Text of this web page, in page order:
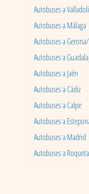
Autobuses a
Autobuses a Málaga
Autobuses a
Autobuses a
Autobuses a Jaén
Autobuses a Cádiz
Autobuses a Calpe
Autobuses a
Autobuses a Madrid
Autobuses a